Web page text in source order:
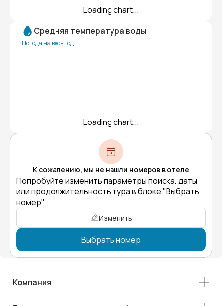
Loading chart...
Средняя температура воды
Погода на весь год
Loading chart...
К сожалению, мы не нашли номеров в отеле
Попробуйте изменить параметры поиска, даты
или продолжительность тура в блоке "Выбрать
номер"
Изменить
Выбрать номер
Компания